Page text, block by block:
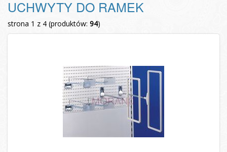
UCHWYTY DO RAMEK
strona 1 z 4 (produktów: 94)